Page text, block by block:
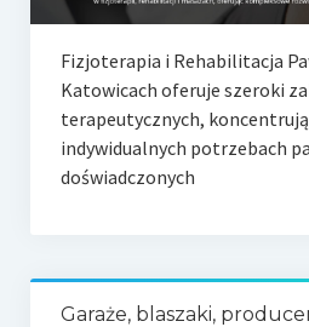
Fizjoterapia i Rehabilitacja
Katowicach oferuje szeroki
terapeutycznych,
indywidualnych potrzebach
doświadczonych
Garaże, blaszaki,